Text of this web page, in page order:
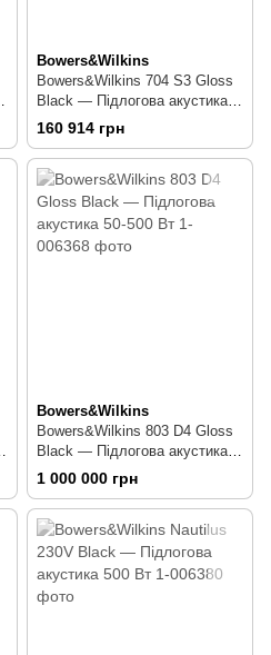
Bowers&Wilkins
Bowers&Wilkins 704 S3 Gloss
Black — Підлогова акустика
30-150 Вт
160 914 грн
Bowers&Wilkins
Bowers&Wilkins 803 D4 Gloss
Black — Підлогова акустика
50-500 Вт
1 000 000 грн